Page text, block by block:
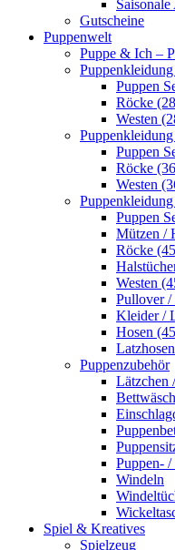
Gutscheine
Puppenwelt
Puppe & Ich –
Puppen
Röcke
Westen
Puppen
Röcke
Westen
Puppen
Mützen /
Röcke
Westen
Pullover /
Kleider /
Hosen
Puppenzubehör
Lätzchen
Puppen-
Windeln
Spiel & Kreatives
Spielzeug